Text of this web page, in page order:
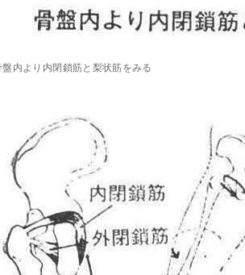
内より内閉鎖筋と梨状筋をみる